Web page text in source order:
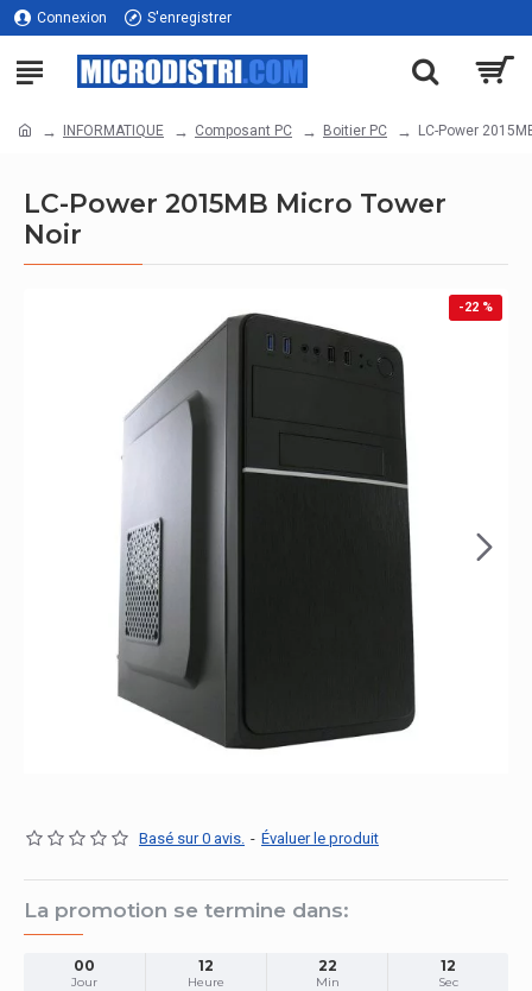
Connexion S'enregistrer
INFORMATIQUE Composant PC Boitier PC LC-Power
LC-Power 2015MB Micro Tower
Noir
-22 %
Basé sur 0 avis. - Évaluer le produit
La promotion se termine dans:
00
Jour
12
Heure
22
Min
11
Sec